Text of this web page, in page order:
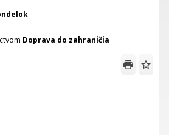
Doprava do zahraničia